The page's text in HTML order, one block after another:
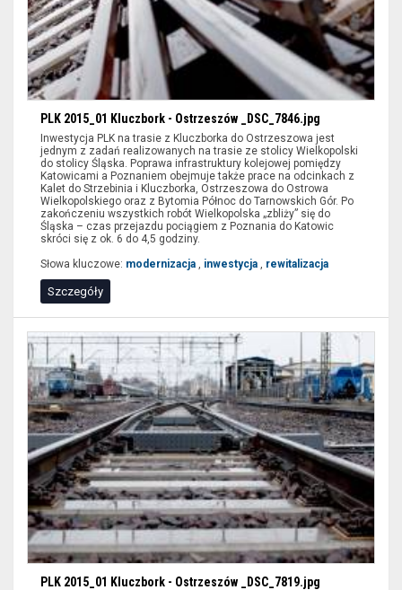
PLK 2015_01 Kluczbork - Ostrzeszów _DSC_7846.jpg
Inwestycja PLK na trasie z Kluczborka do Ostrzeszowa jest
jednym z zadań realizowanych na trasie ze stolicy Wielkopolski
do stolicy Śląska. Poprawa infrastruktury kolejowej pomiędzy
Katowicami a Poznaniem obejmuje także prace na odcinkach z
Kalet do Strzebinia i Kluczborka, Ostrzeszowa do Ostrowa
Wielkopolskiego oraz z Bytomia Północ do Tarnowskich Gór. Po
zakończeniu wszystkich robót Wielkopolska „zbliży” się do
Śląska – czas przejazdu pociągiem z Poznania do Katowic
skróci się z ok. 6 do 4,5 godziny.
Słowa kluczowe: modernizacja inwestycja rewitalizacja
Szczegóły
PLK 2015_01 Kluczbork - Ostrzeszów _DSC_7819.jpg